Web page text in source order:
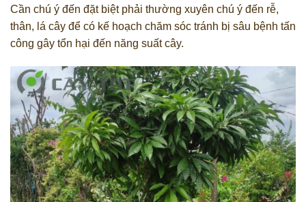
Cần chú ý đến đặt biệt phải thường xuyên chú ý đến rễ,
thân, lá cây để có kế hoạch chăm sóc tránh bị sâu bệnh tấn
công gây tổn hại đến năng suất cây.